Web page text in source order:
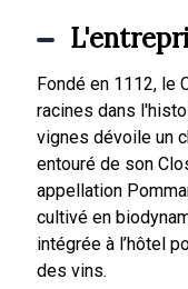
Fondé en 1112, le
racines dans
vignes dévoile un
entouré de son
appellation
cultivé en
intégrée à l’hôtel
des vins.